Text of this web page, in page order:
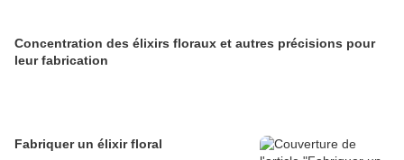
Concentration des élixirs floraux et autres précisions pour
leur fabrication
Fabriquer un élixir floral